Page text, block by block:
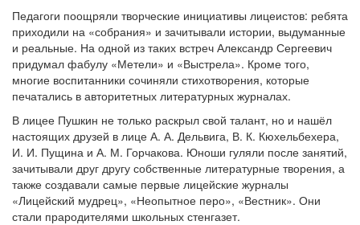
Педагоги поощряли творческие инициативы лицеистов: ребята
приходили на «собрания» и зачитывали истории, выдуманные
и реальные. На одной из таких встреч Александр Сергеевич
придумал фабулу «Метели» и «Выстрела». Кроме того,
многие воспитанники сочиняли стихотворения, которые
печатались в авторитетных литературных журналах.
В лицее Пушкин не только раскрыл свой талант, но и нашёл
настоящих друзей в лице А. А. Дельвига, В. К. Кюхельбехера,
И. И. Пущина и А. М. Горчакова. Юноши гуляли после занятий,
зачитывали друг другу собственные литературные творения, а
также создавали самые первые лицейские журналы
«Лицейский мудрец», «Неопытное перо», «Вестник». Они
стали прародителями школьных стенгазет.